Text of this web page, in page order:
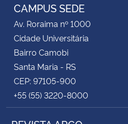
CAMPUS SEDE
Av. Roraima nº 1000
Cidade Universitária
Bairro Camobi
Santa Maria - RS
CEP: 97105-900
+55 (55) 3220-8000